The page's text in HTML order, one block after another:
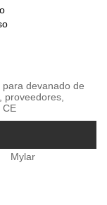
devanado de
proveedores,
CE
Mylar